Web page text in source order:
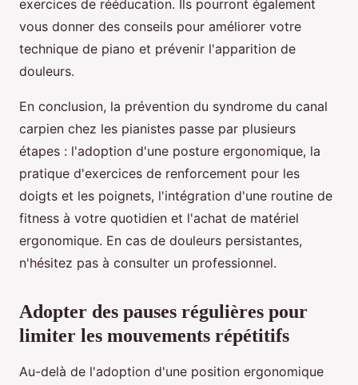
exercices de rééducation. Ils pourront également
vous donner des conseils pour améliorer votre
technique de piano et prévenir l'apparition de
douleurs.
En conclusion, la prévention du syndrome du canal
carpien chez les pianistes passe par plusieurs
étapes : l'adoption d'une posture ergonomique, la
pratique d'exercices de renforcement pour les
doigts et les poignets, l'intégration d'une routine de
fitness à votre quotidien et l'achat de matériel
ergonomique. En cas de douleurs persistantes,
n'hésitez pas à consulter un professionnel.
Adopter des pauses régulières pour
limiter les mouvements répétitifs
Au-delà de l'adoption d'une position ergonomique